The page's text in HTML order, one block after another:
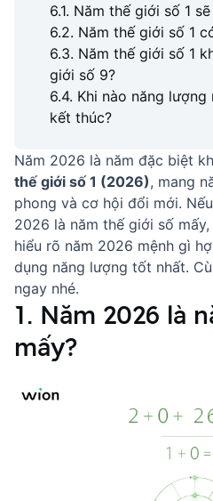
6.1. Năm thế giới số 1
6.2. Năm thế giới số 1
6.3. Năm thế giới số 1
giới số 9?
6.4. Khi nào năng
kết thúc?
Năm 2026 là năm đặc biệt
thế giới số 1 (2026), mang
phong và cơ hội đổi mới.
2026 là năm thế giới số
hiểu rõ năm 2026 mệnh gì
dụng năng lượng tốt nhất.
ngay nhé.
1. Năm 2026 là
mấy?